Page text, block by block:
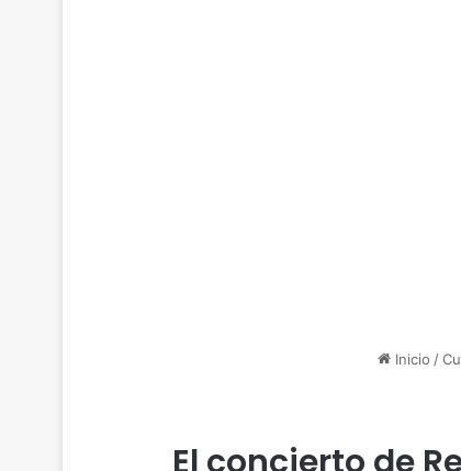
Inicio /
El concierto de